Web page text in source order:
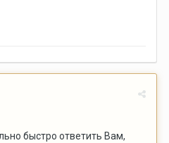
быстро ответить Вам,